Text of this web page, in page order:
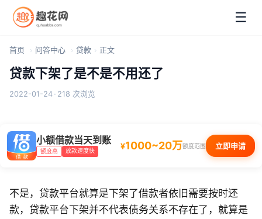
☰
首页 问答中心 贷款 正文
贷款下架了是不是不用还了
2022-01-24 · 218 次浏览
小额借款当天到账
额度高 放款速度快 ¥1000~20万额度范围 立即申请
不是，贷款平台就算是下架了借款者依旧需要按时还
款，贷款平台下架并不代表债务关系不存在了，就算是